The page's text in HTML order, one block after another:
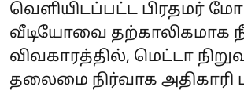
வெளியிடப்பட்ட பிரதமர்
வீடியோவை தற்காலிகமாக
விவகாரத்தில், மெட்டா
தலைமை நிர்வாக அதிகாரி